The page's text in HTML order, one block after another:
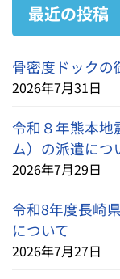
最近の投稿
骨密度ドックの
2026年7月31日
令和８年熊本地
ム）の派遣につ
2026年7月29日
令和8年度長崎
について
2026年7月27日